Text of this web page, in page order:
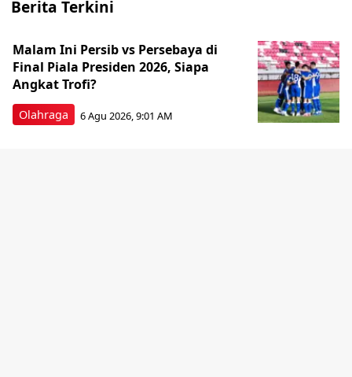
Berita Terkini
Olahraga
Malam Ini Persib vs Persebaya di
Final Piala Presiden 2026, Siapa
Angkat Trofi?
6 Agu 2026, 9:01 AM